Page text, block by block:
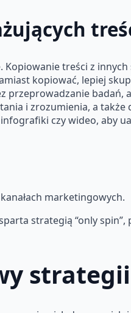
Kopiowanie treści z
kopiować, lepiej
badań,
i zrozumienia, a
czy wideo, aby
marketingowych.
strategią “only spin”,